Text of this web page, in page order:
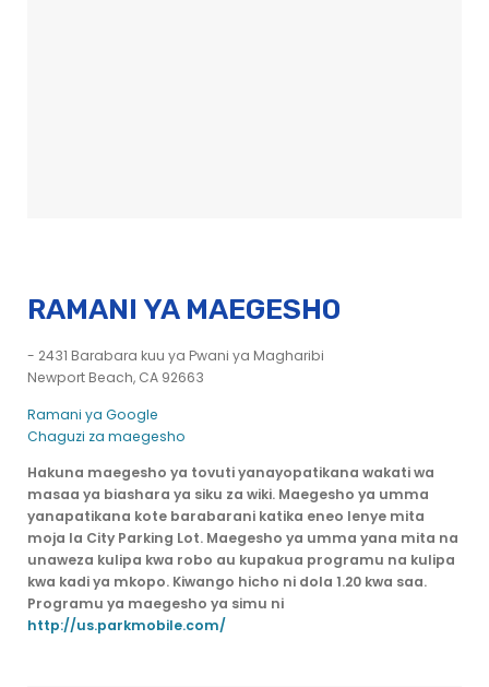
RAMANI YA MAEGESHO
- 2431 Barabara kuu ya Pwani ya Magharibi
Newport Beach, CA 92663
Ramani ya Google
Chaguzi za maegesho
Hakuna maegesho ya tovuti yanayopatikana wakati wa
masaa ya biashara ya siku za wiki. Maegesho ya umma
yanapatikana kote barabarani katika eneo lenye mita
moja la City Parking Lot. Maegesho ya umma yana mita na
unaweza kulipa kwa robo au kupakua programu na kulipa
kwa kadi ya mkopo. Kiwango hicho ni dola 1.20 kwa saa.
Programu ya maegesho ya simu ni
http://us.parkmobile.com/